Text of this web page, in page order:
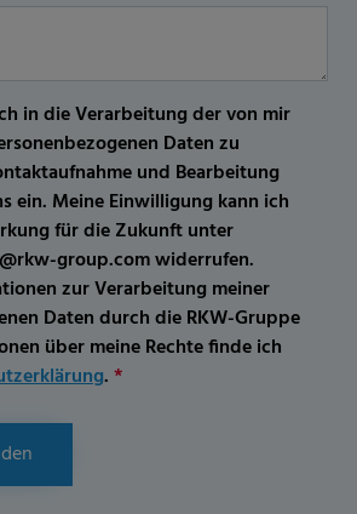
in die Verarbeitung der von mir
Daten zu
und Bearbeitung
ein. Meine Einwilligung kann ich
für die Zukunft unter
group.com widerrufen.
zur Verarbeitung meiner
Daten durch die RKW-Gruppe
über meine Rechte finde ich
.*